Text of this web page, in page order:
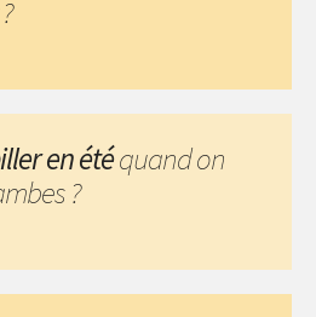
en étéquand on
?